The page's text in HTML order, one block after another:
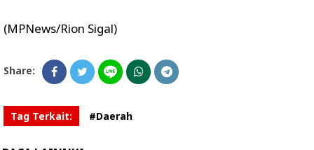
(MPNews/Rion Sigal)
Share:
Tag Terkait: #Daerah